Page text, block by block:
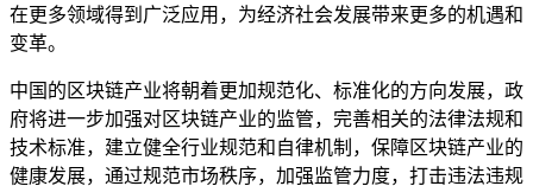
在更多领域得到广泛应用，为经济社会发展带来更多的机遇和
变革。
中国的区块链产业将朝着更加规范化、标准化的方向发展，政
府将进一步加强对区块链产业的监管，完善相关的法律法规和
技术标准，建立健全行业规范和自律机制，保障区块链产业的
健康发展，通过规范市场秩序，加强监管力度，打击违法违规